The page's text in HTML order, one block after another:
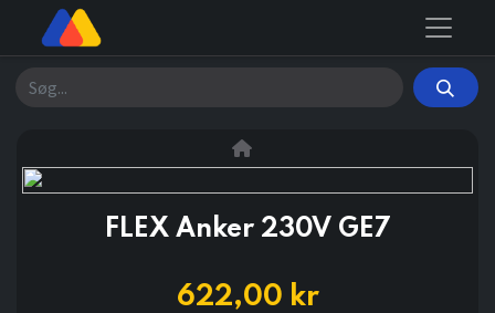
Søg
FLEX Anker 230V GE7
622,00 kr